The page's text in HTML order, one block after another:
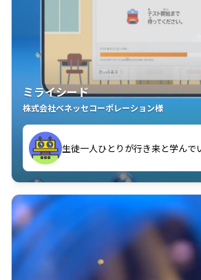
ミライシード
株式会社ベネッセコーポレーション様
生徒一人ひとりが行き来と学んで
教室中の児童生徒が「問題が解け
ことが楽しい」を実感しています